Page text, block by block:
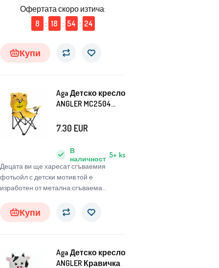
Преносимата вана Aga е идеалното
решение за тези, които имат само душ
кабина или чиято вана в момента не
функционира.
Офертата скоро изтича:
8
: 18 : 54 : 23
Купи
Aga Детско кресло
ANGLER MC2504
Децата ви ще харесат сгъваемия
фотьойл с детски мотив.той е
изработен от метална сгъваема
във формата на животно.
В
наличност 5+ ks
7.30 EUR
Купи
Aga Детско кресло
ANGLER Кравичка